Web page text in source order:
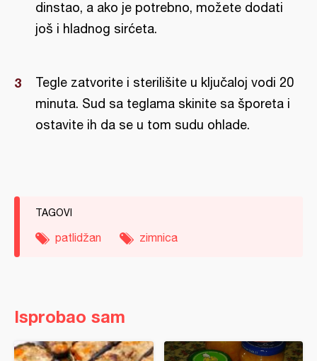
dinstao, a ako je potrebno, možete dodati
još i hladnog sirćeta.
Tegle zatvorite i sterilišite u ključaloj vodi 20
minuta. Sud sa teglama skinite sa šporeta i
ostavite ih da se u tom sudu ohlade.
TAGOVI
patlidžan zimnica
Isprobao sam